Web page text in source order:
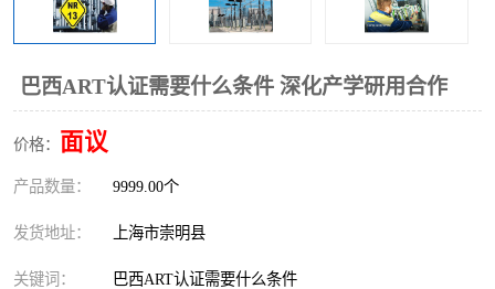
巴西ART认证需要什么条件 深化产学研用合作
价格： 面议
产品数量： 9999.00个
发货地址： 上海市崇明县
关键词： 巴西ART认证需要什么条件